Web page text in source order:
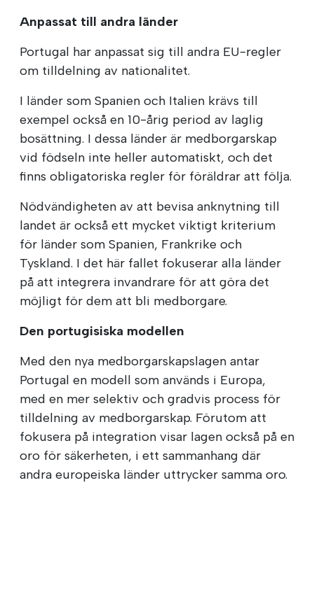
Anpassat till andra länder
Portugal har anpassat sig till andra EU-regler
om tilldelning av nationalitet.
I länder som Spanien och Italien krävs till
exempel också en 10-årig period av laglig
bosättning. I dessa länder är medborgarskap
vid födseln inte heller automatiskt, och det
finns obligatoriska regler för föräldrar att följa.
Nödvändigheten av att bevisa anknytning till
landet är också ett mycket viktigt kriterium
för länder som Spanien, Frankrike och
Tyskland. I det här fallet fokuserar alla länder
på att integrera invandrare för att göra det
möjligt för dem att bli medborgare.
Den portugisiska modellen
Med den nya medborgarskapslagen antar
Portugal en modell som används i Europa,
med en mer selektiv och gradvis process för
tilldelning av medborgarskap. Förutom att
fokusera på integration visar lagen också på en
oro för säkerheten, i ett sammanhang där
andra europeiska länder uttrycker samma oro.